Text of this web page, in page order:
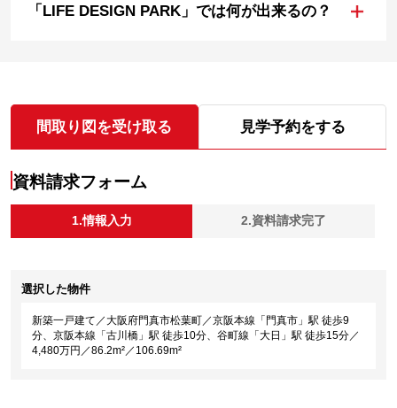
「LIFE DESIGN PARK」では何が出来るの？ +
間取り図を受け取る 見学予約をする
資料請求フォーム
1.情報入力 2.資料請求完了
選択した物件
新築一戸建て／大阪府門真市松葉町／京阪本線「門真市」駅 徒歩9
分、京阪本線「古川橋」駅 徒歩10分、谷町線「大日」駅 徒歩15分／
4,480万円／86.2m²／106.69m²